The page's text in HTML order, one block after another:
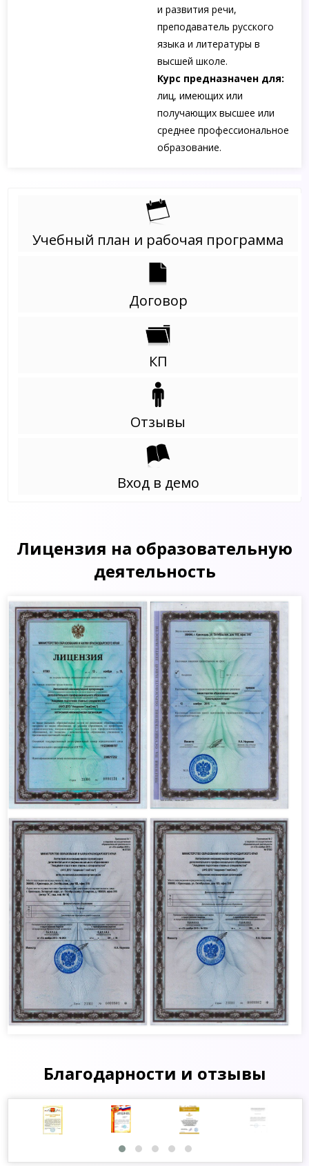
и развития речи,
преподаватель русского
языка и литературы в
высшей школе.
Курс предназначен для:
лиц, имеющих или
получающих высшее или
среднее профессиональное
образование.
Учебный план и рабочая программа
Договор
КП
Отзывы
Вход в демо
Лицензия на образовательную
деятельность
Благодарности и отзывы